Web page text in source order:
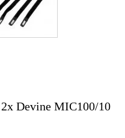
(1 W/1 m)
Hz
x 0,5 mm (-)
är installerad i ett slutet skåp)
Devine MIC100/10